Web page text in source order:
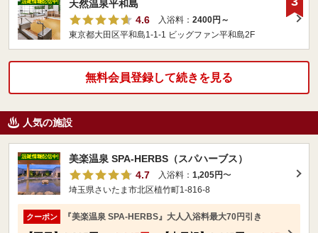
天然温泉平和島
4.6
入浴料： 2400円～
東京都大田区平和島1-1-1 ビッグファン平和島2F
無料会員登録して続きを見る
人気の施設
美楽温泉 SPA-HERBS（スパハーブス）
4.7
入浴料： 1,205円〜
埼玉県さいたま市北区植竹町1-816-8
クーポン 『美楽温泉 SPA-HERBS』大人入浴料最大70円引き